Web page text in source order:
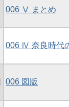
006 Ⅴ まとめ
006 Ⅳ 奈良時代
006 図版